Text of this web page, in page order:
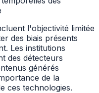
l'objectivité limitée
des biais présents
Les institutions
des détecteurs
générés
de la
ces technologies.